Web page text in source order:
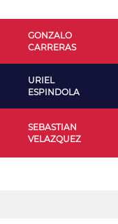
GONZALO
CARRERAS
URIEL
ESPINDOLA
SEBASTIAN
VELAZQUEZ